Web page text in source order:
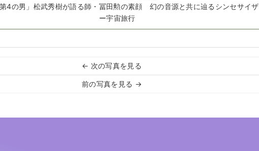
第4の男」松武秀樹が語る師・冨田勲の素顔 幻の音源と共に辿るシンセサイザ
ー宇宙旅行
← 次の写真を見る
前の写真を見る →